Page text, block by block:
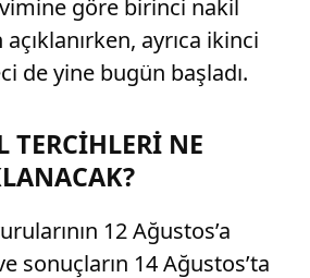
göre birinci nakil
ayrıca ikinci
de yine bugün başladı.
NE
12 Ağustos’a
sonuçların 14 Ağustos’ta